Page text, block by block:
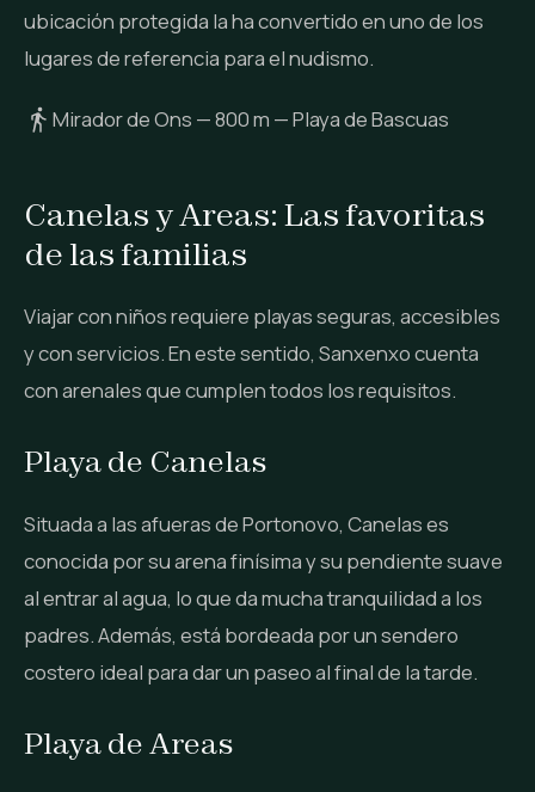
ubicación protegida la ha convertido en uno de los
lugares de referencia para el nudismo.
Mirador de Ons — 800 m — Playa de Bascuas
Canelas y Areas: Las favoritas
de las familias
Viajar con niños requiere playas seguras, accesibles
y con servicios. En este sentido, Sanxenxo cuenta
con arenales que cumplen todos los requisitos.
Playa de Canelas
Situada a las afueras de Portonovo, Canelas es
conocida por su arena finísima y su pendiente suave
al entrar al agua, lo que da mucha tranquilidad a los
padres. Además, está bordeada por un sendero
costero ideal para dar un paseo al final de la tarde.
Playa de Areas